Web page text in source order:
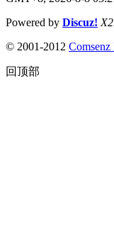
Powered by Discuz!
© 2001-2012 Comsenz
回顶部